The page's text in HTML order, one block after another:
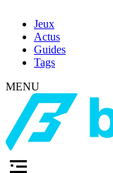
Jeux
Actus
Guides
Tags
MENU